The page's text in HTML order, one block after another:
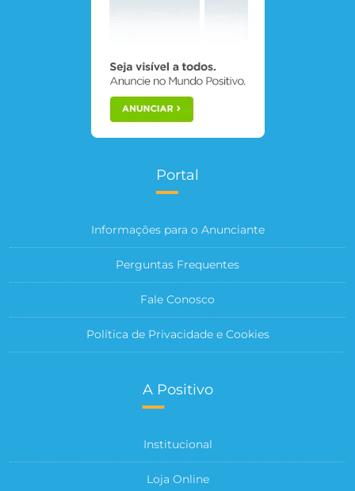
Portal
Informações para o Anunciante
Perguntas Frequentes
Fale Conosco
Política de Privacidade e Cookies
A Positivo
Institucional
Loja Online